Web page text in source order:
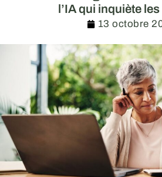
l’IA qui inquiète
13 octobre